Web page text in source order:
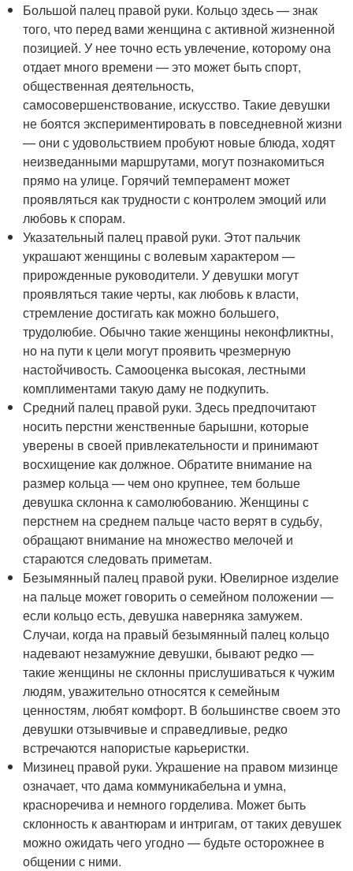
Большой палец правой руки. Кольцо здесь — знак
того, что перед вами женщина с активной жизненной
позицией. У нее точно есть увлечение, которому она
отдает много времени — это может быть спорт,
общественная деятельность,
самосовершенствование, искусство. Такие девушки
не боятся экспериментировать в повседневной жизни
— они с удовольствием пробуют новые блюда, ходят
неизведанными маршрутами, могут познакомиться
прямо на улице. Горячий темперамент может
проявляться как трудности с контролем эмоций или
любовь к спорам.
Указательный палец правой руки. Этот пальчик
украшают женщины с волевым характером —
прирожденные руководители. У девушки могут
проявляться такие черты, как любовь к власти,
стремление достигать как можно большего,
трудолюбие. Обычно такие женщины неконфликтны,
но на пути к цели могут проявить чрезмерную
настойчивость. Самооценка высокая, лестными
комплиментами такую даму не подкупить.
Средний палец правой руки. Здесь предпочитают
носить перстни женственные барышни, которые
уверены в своей привлекательности и принимают
восхищение как должное. Обратите внимание на
размер кольца — чем оно крупнее, тем больше
девушка склонна к самолюбованию. Женщины с
перстнем на среднем пальце часто верят в судьбу,
обращают внимание на множество мелочей и
стараются следовать приметам.
Безымянный палец правой руки. Ювелирное изделие
на пальце может говорить о семейном положении —
если кольцо есть, девушка наверняка замужем.
Случаи, когда на правый безымянный палец кольцо
надевают незамужние девушки, бывают редко —
такие женщины не склонны прислушиваться к чужим
людям, уважительно относятся к семейным
ценностям, любят комфорт. В большинстве своем это
девушки отзывчивые и справедливые, редко
встречаются напористые карьеристки.
Мизинец правой руки. Украшение на правом мизинце
означает, что дама коммуникабельна и умна,
красноречива и немного горделива. Может быть
склонность к авантюрам и интригам, от таких девушек
можно ожидать чего угодно — будьте осторожнее в
общении с ними.